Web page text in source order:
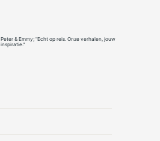
Peter & Emmy; "Echt op reis. Onze verhalen, jouw
inspiratie."